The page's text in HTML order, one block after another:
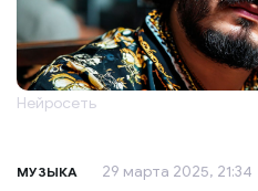
Нейросеть
МУЗЫКА 29 марта 2025, 21:34